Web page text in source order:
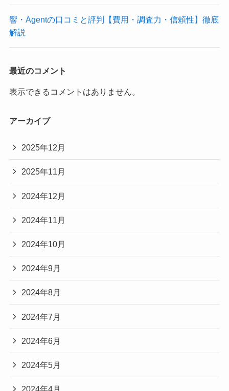
響・Agentの口コミと評判【費用・調査力・信頼性】徹底
解説
最近のコメント
表示できるコメントはありません。
アーカイブ
2025年12月
2025年11月
2024年12月
2024年11月
2024年10月
2024年9月
2024年8月
2024年7月
2024年6月
2024年5月
2024年4月